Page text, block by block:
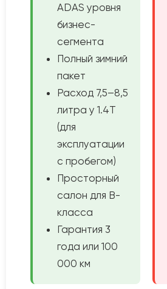
ADAS уровня
бизнес-
сегмента
Полный зимний
пакет
Расход 7,5–8,5
литра у 1.4T
(для
эксплуатации
с пробегом)
Просторный
салон для B-
класса
Гарантия 3
года или 100
000 км